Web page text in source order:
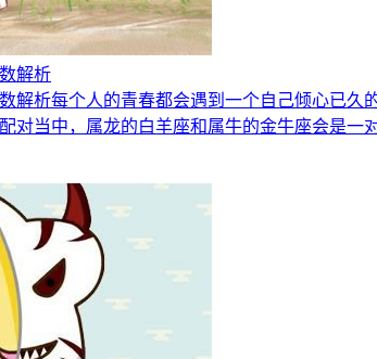
解析
解析每个人的青春都会遇到一个自己倾心已
对当中，属龙的白羊座和属牛的金牛座会是一